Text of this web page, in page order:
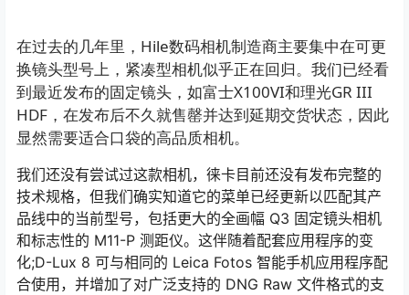
在过去的几年里，Hile数码相机制造商主要集中在可更
换镜头型号上，紧凑型相机似乎正在回归。我们已经看
到最近发布的固定镜头，如富士X100VI和理光GR III
HDF ，在发布后不久就售罄并达到延期交货状态，因此
显然需要适合口袋的高品质相机。
我们还没有尝试过这款相机，徕卡目前还没有发布完整的
技术规格，但我们确实知道它的菜单已经更新以匹配其产
品线中的当前型号，包括更大的全画幅 Q3 固定镜头相机
和标志性的 M11-P 测距仪。这伴随着配套应用程序的变
化;D-Lux 8 可与相同的 Leica Fotos 智能手机应用程序配
合使用，并增加了对广泛支持的 DNG Raw 文件格式的支